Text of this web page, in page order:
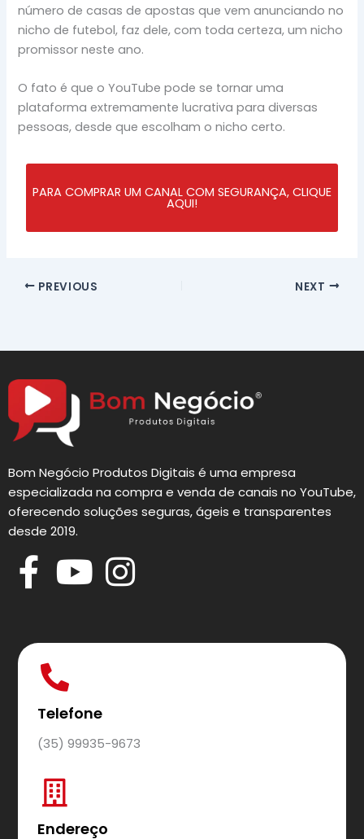
número de casas de apostas que vem anunciando no
nicho de futebol, faz dele, com toda certeza, um nicho
promissor neste ano.
O fato é que o YouTube pode se tornar uma
plataforma extremamente lucrativa para diversas
pessoas, desde que escolham o nicho certo.
PARA COMPRAR UM CANAL COM SEGURANÇA, CLIQUE
AQUI!
PREVIOUS NEXT
Bom Negócio Produtos Digitais é uma empresa
especializada na compra e venda de canais no YouTube,
oferecendo soluções seguras, ágeis e transparentes
desde 2019.
Telefone
(35) 99935-9673
Endereço